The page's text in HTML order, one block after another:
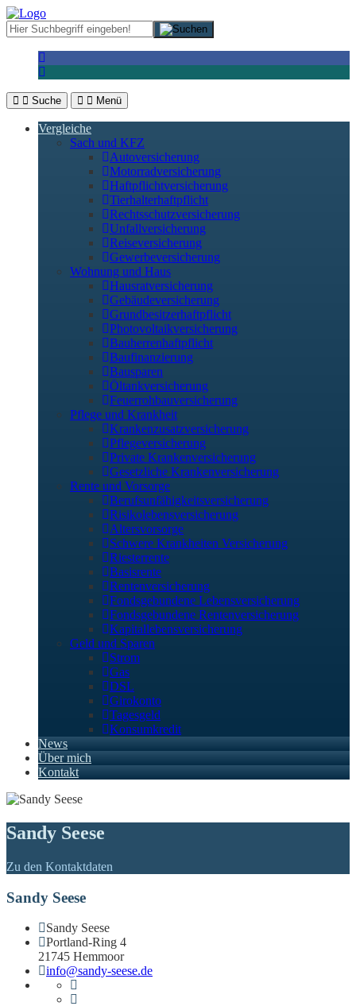
Suche Menü
Vergleiche
Sach und KFZ
Autoversicherung
Motorradversicherung
Haftpflichtversicherung
Tierhalterhaftpflicht
Rechtsschutzversicherung
Unfallversicherung
Reiseversicherung
Gewerbeversicherung
Wohnung und Haus
Hausratversicherung
Gebäudeversicherung
Grundbesitzerhaftpflicht
Photovoltaikversicherung
Bauherrenhaftpflicht
Baufinanzierung
Bausparen
Öltankversicherung
Feuerrohbauversicherung
Pflege und Krankheit
Krankenzusatzversicherung
Pflegeversicherung
Private Krankenversicherung
Gesetzliche Krankenversicherung
Rente und Vorsorge
Berufs­unfähigkeitsversicherung
Risikolebensversicherung
Altersvorsorge
Schwere Krankheiten Versicherung
Riesterrente
Basisrente
Rentenversicherung
Fondsgebundene Lebensversicherung
Fondsgebundene Rentenversicherung
Kapitallebensversicherung
Geld und Sparen
Strom
Gas
DSL
Girokonto
Tagesgeld
Konsumkredit
News
Über mich
Kontakt
Sandy Seese
Zu den Kontaktdaten
Sandy Seese
Sandy Seese
Portland-Ring 4
21745 Hemmoor
info@sandy-seese.de